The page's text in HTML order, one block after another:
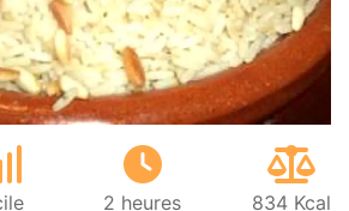
2 heures 834 Kcal